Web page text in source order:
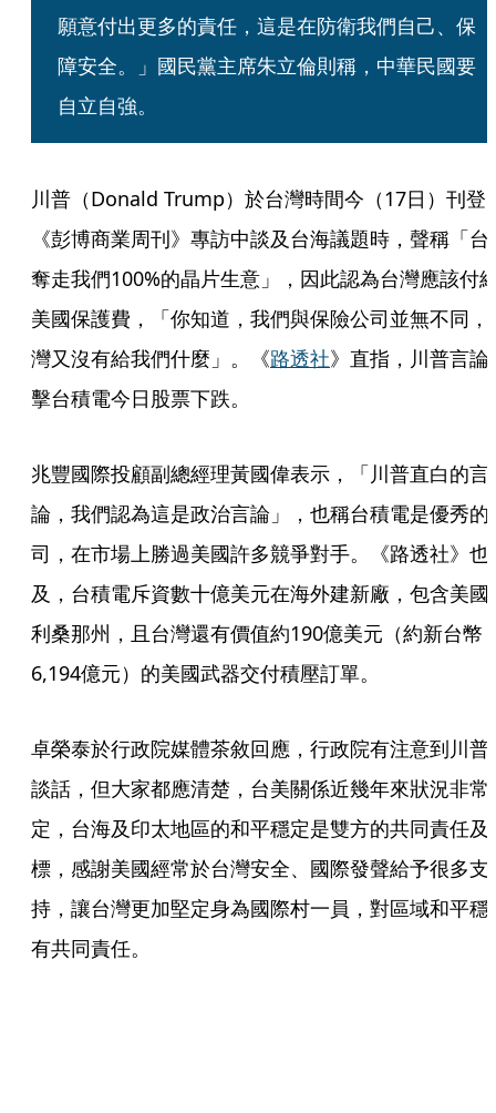
願意付出更多的責任，這是在防衛我們自己、保
障安全。」國民黨主席朱立倫則稱，中華民國要
自立自強。
川普（Donald Trump）於台灣時間今（17日）刊登
《彭博商業周刊》專訪中談及台海議題時，聲稱「台
奪走我們100%的晶片生意」，因此認為台灣應該付
美國保護費，「你知道，我們與保險公司並無不同，
灣又沒有給我們什麼」。《路透社》直指，川普言論
擊台積電今日股票下跌。
兆豐國際投顧副總經理黃國偉表示，「川普直白的言
論，我們認為這是政治言論」，也稱台積電是優秀的
司，在市場上勝過美國許多競爭對手。《路透社》也
及，台積電斥資數十億美元在海外建新廠，包含美國
利桑那州，且台灣還有價值約190億美元（約新台幣
6,194億元）的美國武器交付積壓訂單。
卓榮泰於行政院媒體茶敘回應，行政院有注意到川普
談話，但大家都應清楚，台美關係近幾年來狀況非常
定，台海及印太地區的和平穩定是雙方的共同責任及
標，感謝美國經常於台灣安全、國際發聲給予很多支
持，讓台灣更加堅定身為國際村一員，對區域和平穩
有共同責任。